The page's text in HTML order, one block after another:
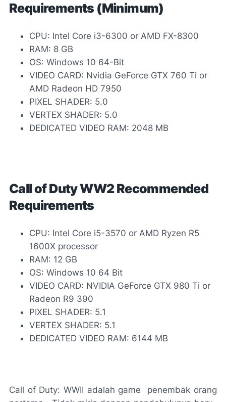
Requirements (Minimum)
CPU: Intel Core i3-6300 or AMD FX-8300
RAM: 8 GB
OS: Windows 10 64-Bit
VIDEO CARD: Nvidia GeForce GTX 760 Ti or
AMD Radeon HD 7950
PIXEL SHADER: 5.0
VERTEX SHADER: 5.0
DEDICATED VIDEO RAM: 2048 MB
Call of Duty WW2 Recommended
Requirements
CPU: Intel Core i5-3570 or AMD Ryzen R5
1600X processor
RAM: 12 GB
OS: Windows 10 64 Bit
VIDEO CARD: NVIDIA GeForce GTX 980 Ti or
Radeon R9 390
PIXEL SHADER: 5.1
VERTEX SHADER: 5.1
DEDICATED VIDEO RAM: 6144 MB
Call of Duty: WWII adalah game
penembak orang